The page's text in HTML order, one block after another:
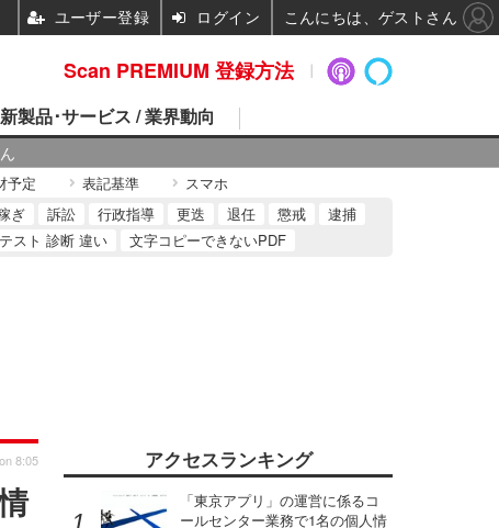
製品･サービス / 業界動向
予定 表記基準 スマホ
ぎ 訴訟 行政指導 更迭 退任 懲戒
逮捕
スト 診断 違い 文字コピーできないPDF
8:05 アクセスランキング
「東京アプリ」の運営に係るコ
ールセンター業務で1名の個人情
Scan PREMIUM 登録方法
ユーザー登録 ログイン こんにちは、ゲストさん